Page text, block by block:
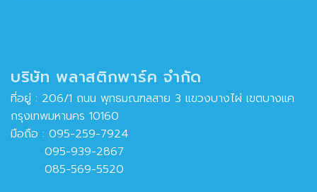
บริษัท พลาสติกพาร์ค จำกัด
ที่อยู่ : 206/1 ถนน พุทธมณฑลสาย 3 แขวงบางไผ่ เขตบางแค
กรุงเทพมหานคร 10160
มือถือ : 095-259-7924
095-939-2867
085-569-5520